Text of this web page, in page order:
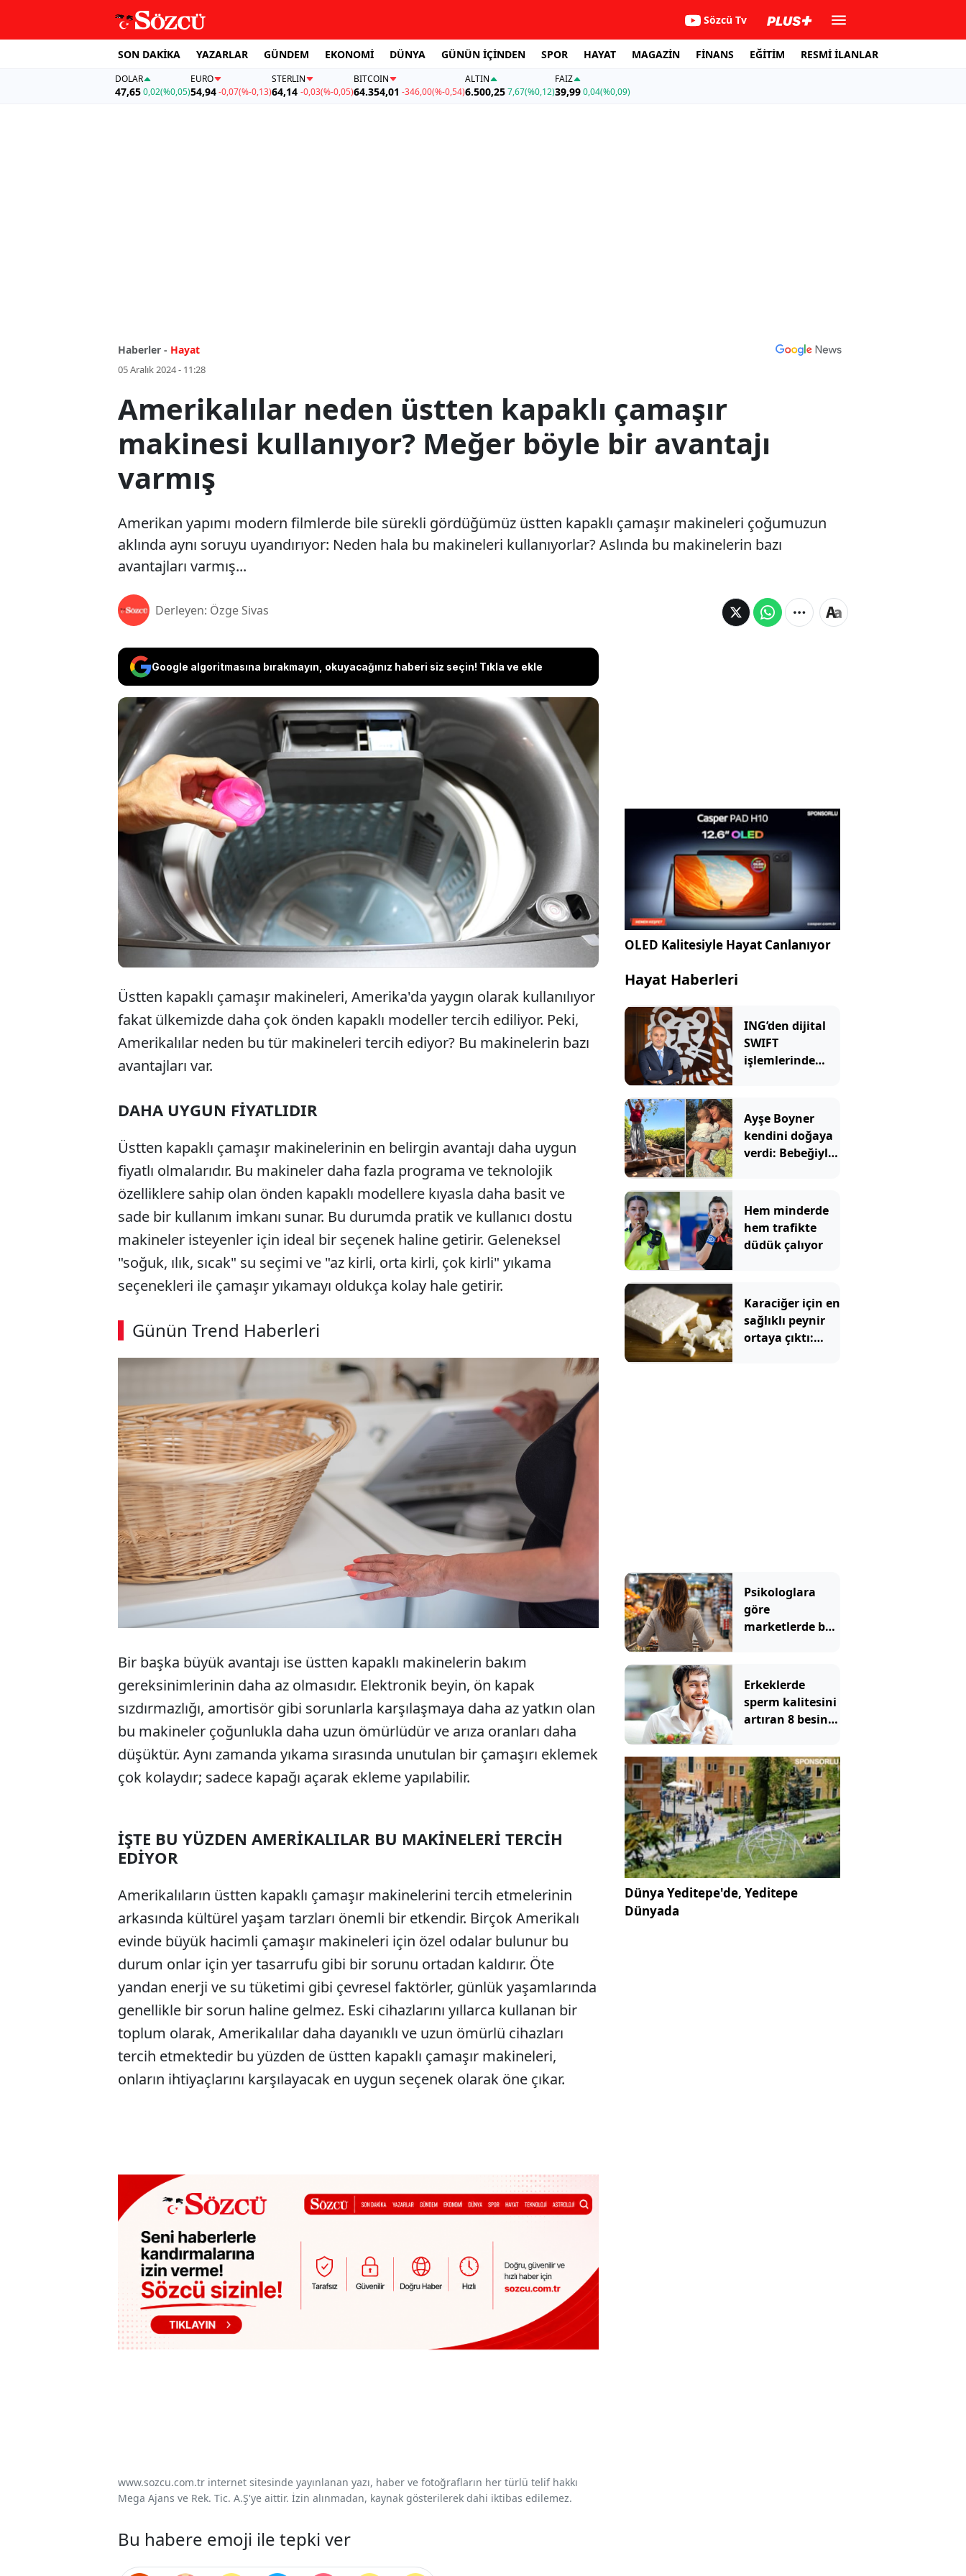
Sözcü Tv
SON DAKİKA YAZARLAR GÜNDEM EKONOMİ DÜNYA GÜNÜN İÇİNDEN SPOR HAYAT MAGAZİN FİNANS EĞİTİM RESMİ İLANLAR
DOLAR
47,650,02(%0,05)
EURO
54,94 -0,07(%-0,13)
STERLIN
64,14 -0,03(%-0,05)
BITCOIN
64.354,01 -346,00(%-0,54)
ALTIN
6.500,257,67(%0,12)
FAİZ
39,990,04(%0,09)
Haberler - Hayat
05 Aralık 2024 - 11:28
Amerikalılar neden üstten kapaklı çamaşır
makinesi kullanıyor? Meğer böyle bir avantajı
varmış
Amerikan yapımı modern filmlerde bile sürekli gördüğümüz üstten kapaklı çamaşır makineleri çoğumuzun
aklında aynı soruyu uyandırıyor: Neden hala bu makineleri kullanıyorlar? Aslında bu makinelerin bazı
avantajları varmış...
Derleyen: Özge Sivas
Google algoritmasına bırakmayın, okuyacağınız haberi siz seçin! Tıkla ve ekle
Amerikan yapımı modern filmlerde bile sürekli gördüğümüz
üstten kapaklı çamaşır makineleri çoğumuzun aklında aynı
soruyu uyandırıyor: Neden hala bu makineleri kullanıyorlar?
Aslında bu makinelerin bazı avantajları varmış...
Üstten kapaklı çamaşır makineleri, Amerika'da yaygın olarak kullanılıyor
fakat ülkemizde daha çok önden kapaklı modeller tercih ediliyor. Peki,
Amerikalılar neden bu tür makineleri tercih ediyor? Bu makinelerin bazı
avantajları var.
DAHA UYGUN FİYATLIDIR
Üstten kapaklı çamaşır makinelerinin en belirgin avantajı daha uygun
fiyatlı olmalarıdır. Bu makineler daha fazla programa ve teknolojik
özelliklere sahip olan önden kapaklı modellere kıyasla daha basit ve
sade bir kullanım imkanı sunar. Bu durumda pratik ve kullanıcı dostu
makineler isteyenler için ideal bir seçenek haline getirir. Geleneksel
"soğuk, ılık, sıcak" su seçimi ve "az kirli, orta kirli, çok kirli" yıkama
seçenekleri ile çamaşır yıkamayı oldukça kolay hale getirir.
Günün Trend Haberleri
Bir başka büyük avantajı ise üstten kapaklı makinelerin bakım
gereksinimlerinin daha az olmasıdır. Elektronik beyin, ön kapak
sızdırmazlığı, amortisör gibi sorunlarla karşılaşmaya daha az yatkın olan
bu makineler çoğunlukla daha uzun ömürlüdür ve arıza oranları daha
düşüktür. Aynı zamanda yıkama sırasında unutulan bir çamaşırı eklemek
çok kolaydır; sadece kapağı açarak ekleme yapılabilir.
İŞTE BU YÜZDEN AMERİKALILAR BU MAKİNELERİ TERCİH
EDİYOR
Amerikalıların üstten kapaklı çamaşır makinelerini tercih etmelerinin
arkasında kültürel yaşam tarzları önemli bir etkendir. Birçok Amerikalı
evinde büyük hacimli çamaşır makineleri için özel odalar bulunur bu
durum onlar için yer tasarrufu gibi bir sorunu ortadan kaldırır. Öte
yandan enerji ve su tüketimi gibi çevresel faktörler, günlük yaşamlarında
genellikle bir sorun haline gelmez. Eski cihazlarını yıllarca kullanan bir
toplum olarak, Amerikalılar daha dayanıklı ve uzun ömürlü cihazları
tercih etmektedir bu yüzden de üstten kapaklı çamaşır makineleri,
onların ihtiyaçlarını karşılayacak en uygun seçenek olarak öne çıkar.
www.sozcu.com.tr internet sitesinde yayınlanan yazı, haber ve fotoğrafların her türlü telif hakkı
Mega Ajans ve Rek. Tic. A.Ş'ye aittir. İzin alınmadan, kaynak gösterilerek dahi iktibas edilemez.
Bu habere emoji ile tepki ver
OLED Kalitesiyle Hayat Canlanıyor
Hayat Haberleri
ING’den dijital
SWIFT
işlemlerinde
Ayşe Boyner
kendini doğaya
verdi: Bebeğiyle
Hem minderde
hem trafikte
düdük çalıyor
Karaciğer için en
sağlıklı peynir
ortaya çıktı:
Psikologlara
göre
marketlerde bu
Erkeklerde
sperm kalitesini
artıran 8 besin
Dünya Yeditepe'de, Yeditepe
Dünyada